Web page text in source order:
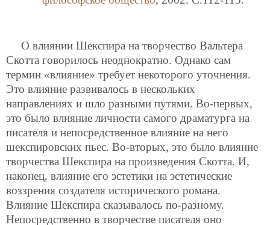
О влиянии Шекспира на творчество Вальтера
Скотта говорилось неоднократно. Однако сам
термин «влияние» требует некоторого уточнения.
Это влияние развивалось в нескольких
направлениях и шло разными путями. Во-первых,
это было влияние личности самого драматурга на
писателя и непосредственное влияние на него
шекспировских пьес. Во-вторых, это было влияние
творчества Шекспира на произведения Скотта. И,
наконец, влияние его эстетики на эстетические
воззрения создателя исторического романа.
Влияние Шекспира сказывалось по-разному.
Непосредственно в творчестве писателя оно